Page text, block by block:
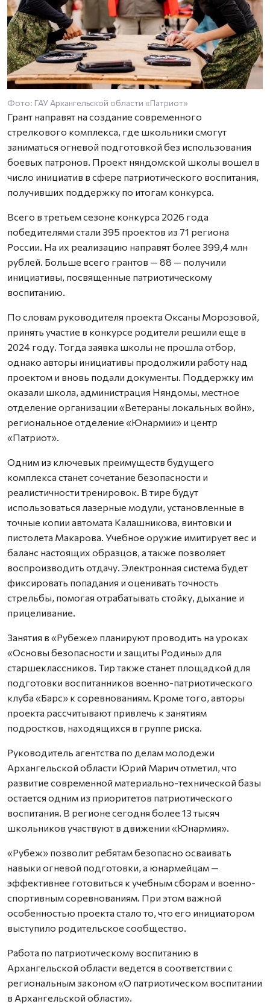
Фото: ГАУ Архангельской области «Патриот»
Грант направят на создание современного
стрелкового комплекса, где школьники смогут
заниматься огневой подготовкой без использования
боевых патронов. Проект няндомской школы вошел в
число инициатив в сфере патриотического воспитания,
получивших поддержку по итогам конкурса.
Всего в третьем сезоне конкурса 2026 года
победителями стали 395 проектов из 71 региона
России. На их реализацию направят более 399,4 млн
рублей. Больше всего грантов — 88 — получили
инициативы, посвященные патриотическому
воспитанию.
По словам руководителя проекта Оксаны Морозовой,
принять участие в конкурсе родители решили еще в
2024 году. Тогда заявка школы не прошла отбор,
однако авторы инициативы продолжили работу над
проектом и вновь подали документы. Поддержку им
оказали школа, администрация Няндомы, местное
отделение организации «Ветераны локальных войн»,
региональное отделение «Юнармии» и центр
«Патриот».
Одним из ключевых преимуществ будущего
комплекса станет сочетание безопасности и
реалистичности тренировок. В тире будут
использоваться лазерные модули, установленные в
точные копии автомата Калашникова, винтовки и
пистолета Макарова. Учебное оружие имитирует вес и
баланс настоящих образцов, а также позволяет
воспроизводить отдачу. Электронная система будет
фиксировать попадания и оценивать точность
стрельбы, помогая отрабатывать стойку, дыхание и
прицеливание.
Занятия в «Рубеже» планируют проводить на уроках
«Основы безопасности и защиты Родины» для
старшеклассников. Тир также станет площадкой для
подготовки воспитанников военно-патриотического
клуба «Барс» к соревнованиям. Кроме того, авторы
проекта рассчитывают привлечь к занятиям
подростков, находящихся в группе риска.
Руководитель агентства по делам молодежи
Архангельской области Юрий Марич отметил, что
развитие современной материально-технической базы
остается одним из приоритетов патриотического
воспитания. В регионе сегодня более 13 тысяч
школьников участвуют в движении «Юнармия».
«Рубеж» позволит ребятам безопасно осваивать
навыки огневой подготовки, а юнармейцам —
эффективнее готовиться к учебным сборам и военно-
спортивным соревнованиям. При этом важной
особенностью проекта стало то, что его инициатором
выступило родительское сообщество.
Работа по патриотическому воспитанию в
Архангельской области ведется в соответствии с
региональным законом «О патриотическом воспитании
в Архангельской области».